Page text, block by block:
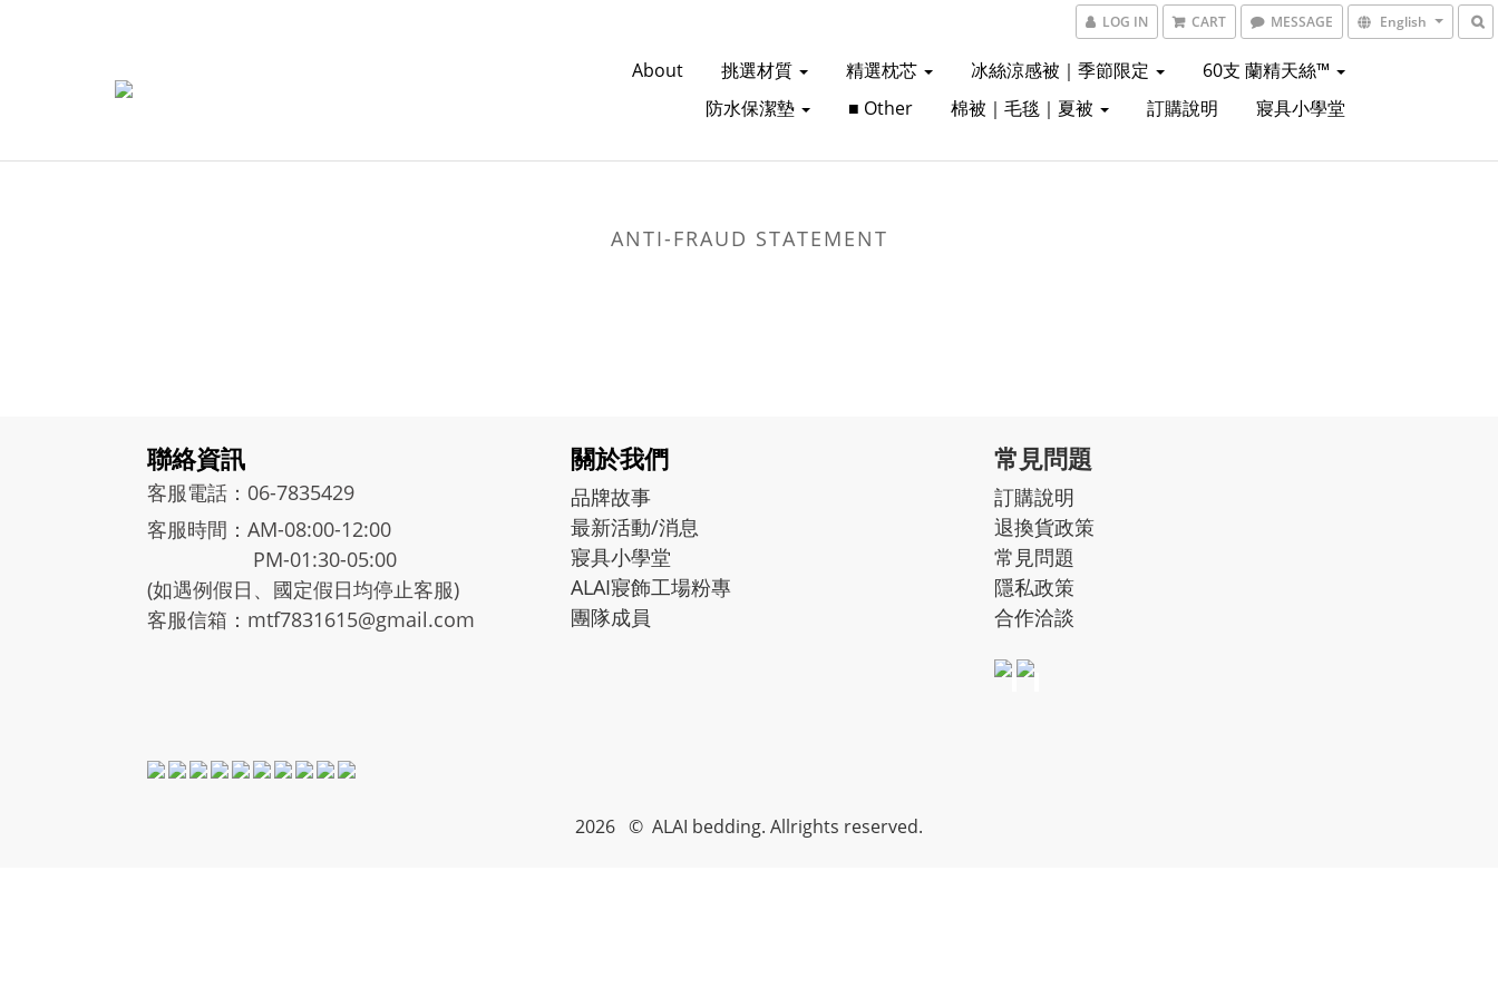
LOG IN CART MESSAGE English
About 挑選材質 精選枕芯 冰絲涼感被｜季節限定
60支 蘭精天絲™
防水保潔墊
■ Other 棉被｜毛毯｜夏被 訂購說明 寢具小學堂
ANTI-FRAUD STATEMENT
聯絡資訊
客服電話：06-7835429
客服時間：AM-08:00-12:00
PM-01:30-05:00
(如遇例假日、國定假日均停止客服)
客服信箱：mtf7831615@gmail.com
關於我們
品牌故事
最新活動/消息
寢具小學堂
ALAI寢飾工場粉專
團隊成員
常見問題
訂購說明
退換貨政策
常見問題
隱私政策
合作洽談
2026 © ALAI bedding. Allrights reserved.